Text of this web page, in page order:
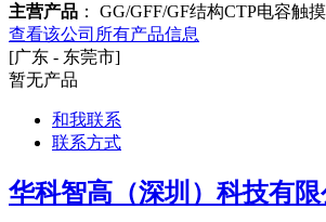
主营产品 ： GG/GFF/GF结构CTP电容触
查看该公司所有产品信息
[广东 - 东莞市]
暂无产品
和我联系
联系方式
华科智高（深圳）科技有限